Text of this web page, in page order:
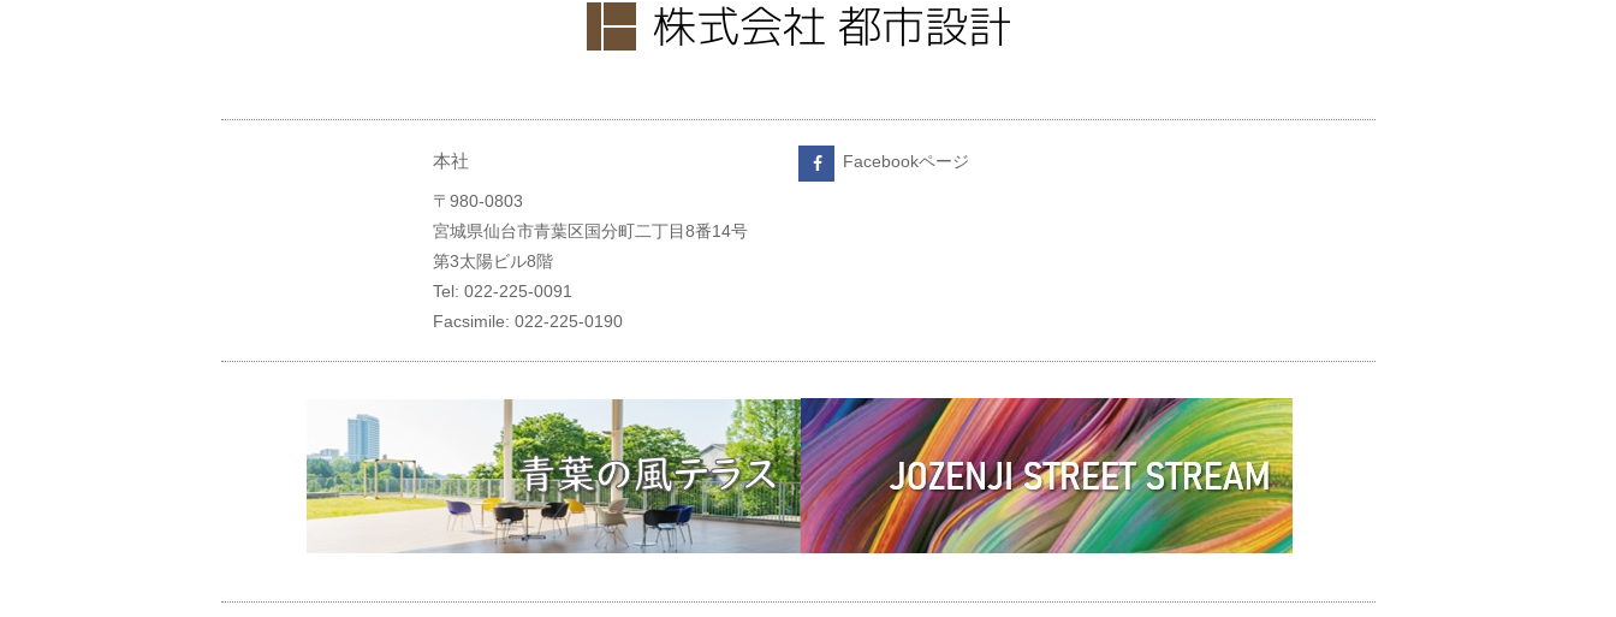
本社
〒980-0803
宮城県仙台市青葉区国分町二丁目8番14号
第3太陽ビル8階
Tel: 022-225-0091
Facsimile: 022-225-0190
Facebookページ